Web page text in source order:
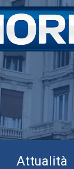
Attualità